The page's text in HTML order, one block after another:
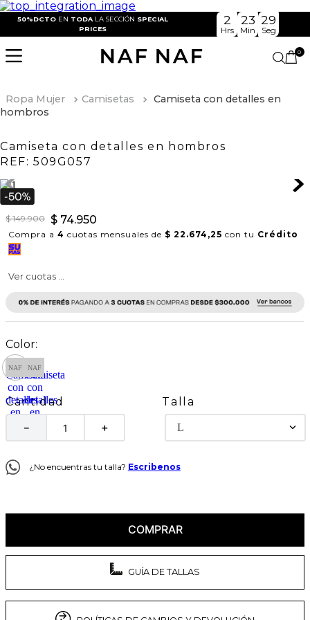
50%DCTO EN TODA LA SECCIÓN SPECIAL
PRICES
2
Hrs
23
Min
29
Seg
0
Ropa Mujer Camisetas
Camiseta con detalles en
hombros
Camiseta con detalles en hombros
REF: 509G057
$ 149.900 $ 74.950
Compra a 4 cuotas mensuales de $ 22.674,25 con tu Crédito
Ver cuotas ...
Cantidad
＋
－
Talla
L
¿No encuentras tu talla? Escribenos
COMPRAR
GUÍA DE TALLAS